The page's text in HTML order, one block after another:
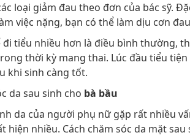
loại giảm đau theo đơn của bác sỹ.
việc nặng, bạn có thể làm dịu cơn
đi tiểu nhiều hơn là điều bình thường,
thời kỳ mang thai. Lúc đầu tiểu
khi sinh càng tốt.
da sau sinh cho bà bầu
da của người phụ nữ gặp rất nhiều
hiện nhiều. Cách chăm sóc da mặt